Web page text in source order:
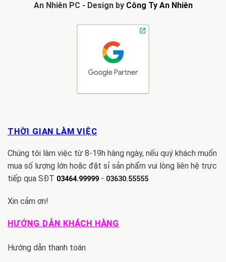
An Nhiên PC - Design by Công Ty An Nhiên
THỜI GIAN LÀM VIỆC
Chúng tôi làm việc từ 8-19h hàng ngày, nếu quý khách muốn
mua số lượng lớn hoặc đặt sỉ sản phẩm vui lòng liên hệ trực
tiếp qua SĐT 03464.99999 - 03630.55555
Xin cảm ơn!
HƯỚNG DẪN KHÁCH HÀNG
Hướng dẫn thanh toán